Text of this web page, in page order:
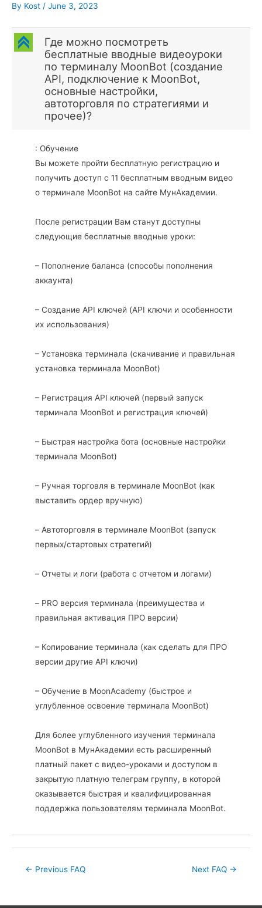
By Kost / June 3, 2023
C
Где можно посмотреть
бесплатные вводные видеоуроки
по терминалу MoonBot (создание
API, подключение к MoonBot,
основные настройки,
автоторговля по стратегиями и
прочее)?
: Обучение
Вы можете пройти бесплатную регистрацию и
получить доступ с 11 бесплатным вводным видео
о терминале MoonBot на сайте МунАкадемии.
После регистрации Вам станут доступны
следующие бесплатные вводные уроки:
– Пополнение баланса (способы пополнения
аккаунта)
– Создание API ключей (API ключи и особенности
их использования)
– Установка терминала (скачивание и правильная
установка терминала MoonBot)
– Регистрация API ключей (первый запуск
терминала MoonBot и регистрация ключей)
– Быстрая настройка бота (основные настройки
терминала MoonBot)
– Ручная торговля в терминале MoonBot (как
выставить ордер вручную)
– Автоторговля в терминале MoonBot (запуск
первых/стартовых стратегий)
– Отчеты и логи (работа с отчетом и логами)
– PRO версия терминала (преимущества и
правильная активация ПРО версии)
– Копирование терминала (как сделать для ПРО
версии другие API ключи)
– Обучение в MoonAcademy (быстрое и
углубленное освоение терминала MoonBot)
Для более углубленного изучения терминала
MoonBot в МунАкадемии есть расширенный
платный пакет с видео-уроками и доступом в
закрытую платную телеграм группу, в которой
оказывается быстрая и квалифицированная
поддержка пользователям терминала MoonBot.
Post← Previous FAQ Next FAQ →